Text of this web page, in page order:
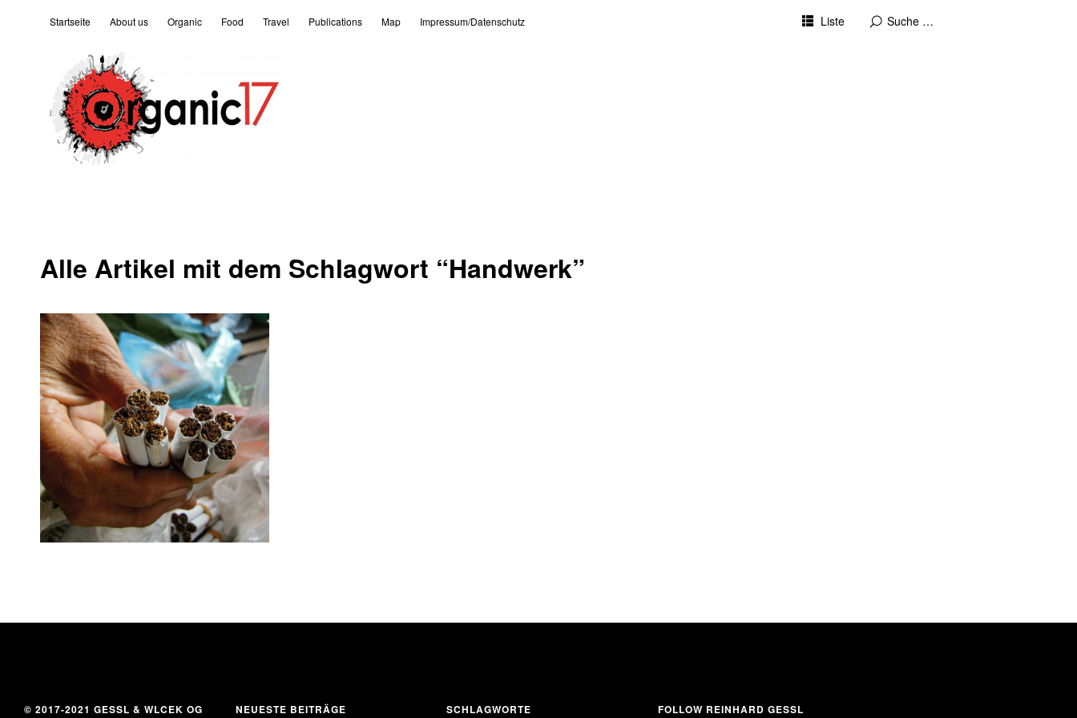
Startseite About us Organic Food Travel Publications Map Impressum/Datenschutz Liste
Alle Artikel mit dem Schlagwort “Handwerk”
21. Mai 2017
© 2017-2021 GESSL & WLCEK OG NEUESTE BEITRÄGE SCHLAGWORTE FOLLOW REINHARD GESSL